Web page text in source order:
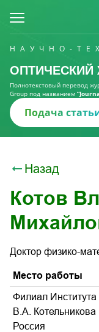
НАУЧНО-
ОПТИЧЕСКИЙ
Полнотекстовый перевод
Group под названием
Подача
Назад
Котов
Доктор физико-
Место работы
Филиал Института
В.А. Котельникова
Россия